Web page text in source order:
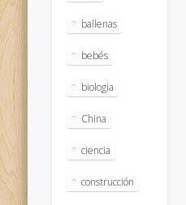
ballenas
bebés
biologia
China
ciencia
construcción